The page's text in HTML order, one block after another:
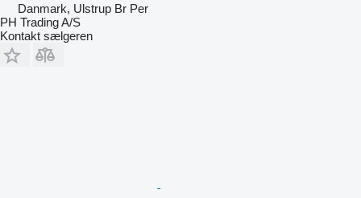
Danmark, Ulstrup Br Per
PH Trading A/S
Kontakt sælgeren